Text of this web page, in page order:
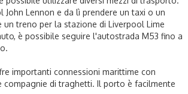
Lennon e da lì prendere un taxi o un
treno per la stazione di Liverpool Lime
è possibile seguire l'autostrada M53 fino a
importanti connessioni marittime con
compagnie di traghetti. Il porto è facilmente